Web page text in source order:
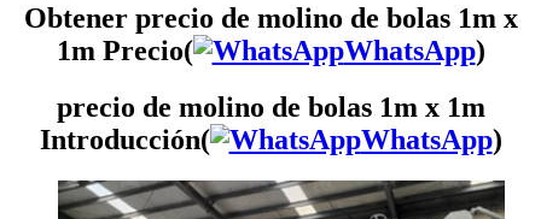
Obtener precio de molino de bolas 1m x
1m Precio(
WhatsApp)
precio de molino de bolas 1m x 1m
Introducción(
WhatsApp)